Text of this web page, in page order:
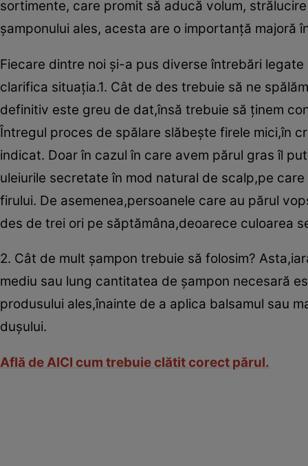
sortimente, care promit să aducă volum,
şamponului ales, acesta are o importanţă majoră
Fiecare dintre noi şi-a pus diverse întrebări
clarifica situaţia.1. Cât de des trebuie să ne
definitiv este greu de dat,însă trebuie să ţinem
Întregul proces de spălare slăbeşte firele mici,în
indicat. Doar în cazul în care avem părul gras îl
uleiurile secretate în mod natural de scalp,pe
firului. De asemenea,persoanele care au părul
des de trei ori pe săptămâna,deoarece culoarea
2. Cât de mult şampon trebuie să folosim?
mediu sau lung cantitatea de şampon necesară
produsului ales,înainte de a aplica balsamul sau
duşului.
Află de AICI cum trebuie clătit corect părul.